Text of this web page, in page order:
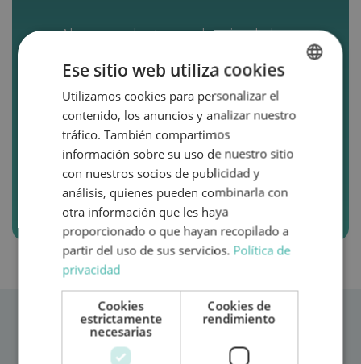
Ahora puedes tener el mejor de los
regalarles aventuras. Bonos desde
50€ hasta 500€ para canjear en el
próximo alquiler de una de nuestras
autocaravanas.
Quiero regalar aventura
SPANISH
ENGLISH
Ese sitio web utiliza cookies
Utilizamos cookies para personalizar el
contenido, los anuncios y analizar nuestro
tráfico. También compartimos
información sobre su uso de nuestro sitio
con nuestros socios de publicidad y
análisis, quienes pueden combinarla con
otra información que les haya
proporcionado o que hayan recopilado a
partir del uso de sus servicios. Política de
privacidad
Cookies
estrictamente
necesarias
Cookies de
rendimiento